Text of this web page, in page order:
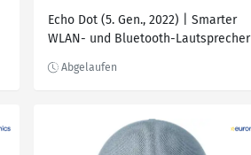
Echo Dot (5. Gen., 2022) | Smarter
WLAN- und Bluetooth-Lautsprecher
Klang | Anthrazit